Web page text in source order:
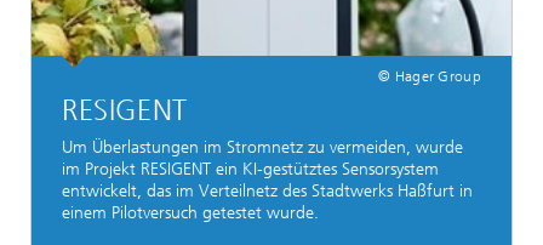
© Hager Group
RESIGENT
Um Überlastungen im Stromnetz zu vermeiden, wurde
im Projekt RESIGENT ein KI-gestütztes Sensorsystem
entwickelt, das im Verteilnetz des Stadtwerks Haßfurt in
einem Pilotversuch getestet wurde.